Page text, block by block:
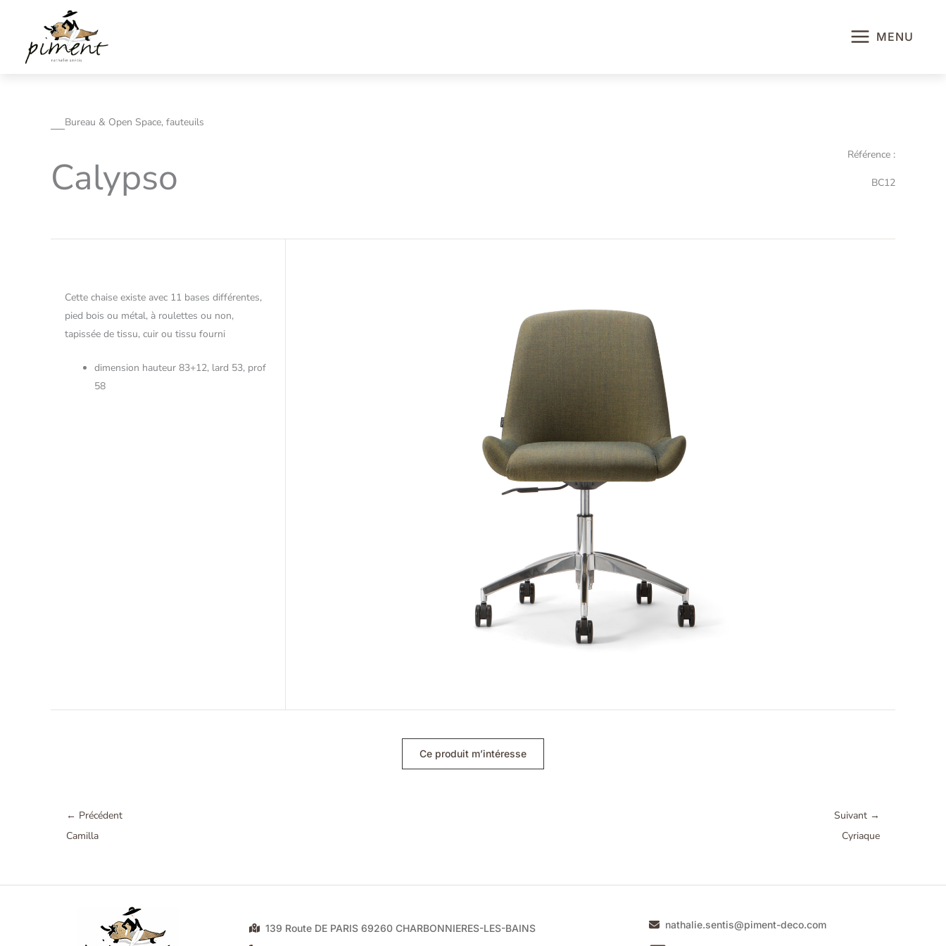
contenu
MENU
Bureau & Open Space, fauteuils
Calypso Référence :
BC12
Cette chaise existe avec 11 bases différentes,
pied bois ou métal, à roulettes ou non,
tapissée de tissu, cuir ou tissu fourni
dimension hauteur 83+12, lard 53, prof
58
Ce produit m’intéresse
← Précédent
Camilla
Suivant →
Cyriaque
139 Route DE PARIS 69260 CHARBONNIERES-LES-BAINS
nathalie.sentis@piment-deco.com